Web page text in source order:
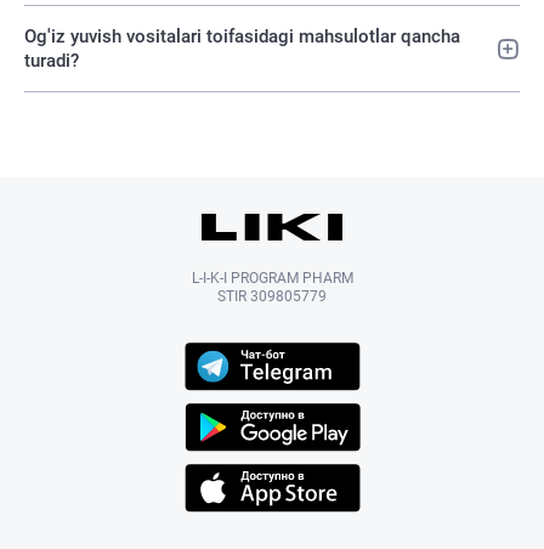
Og'iz yuvish vositalari toifasidagi mahsulotlar qancha
turadi?
L-I-K-I PROGRAM PHARM
STIR 309805779